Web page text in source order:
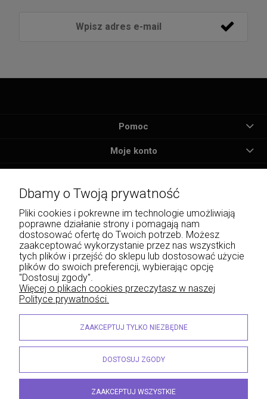
Pomoc
Moje konto
Informacje
O nas
Wojciech Naja - Księgarnia Sądowa, Krakowskie Przedmieście 43, 20-076 Lublin | e-
mail: info@lexliber.pl | tel.: +48 513 959 100
Styl graficzny ShopGadget.eu
Sklep internetowy Shoper.pl
Dbamy o Twoją prywatność
Pliki cookies i pokrewne im technologie umożliwiają
poprawne działanie strony i pomagają nam
dostosować ofertę do Twoich potrzeb. Możesz
zaakceptować wykorzystanie przez nas wszystkich
tych plików i przejść do sklepu lub dostosować użycie
plików do swoich preferencji, wybierając opcję
"Dostosuj zgody".
Więcej o plikach cookies przeczytasz w naszej
Polityce prywatności.
ZAAKCEPTUJ TYLKO NIEZBĘDNE
DOSTOSUJ ZGODY
ZAAKCEPTUJ WSZYSTKIE